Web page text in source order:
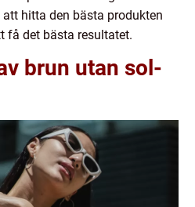
hitta den bästa produkten
få det bästa resultatet.
brun utan sol-